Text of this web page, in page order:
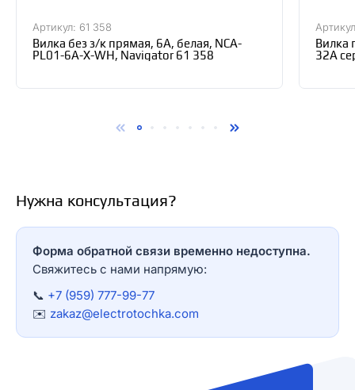
Артикул: 61 358
Вилка без з/к прямая, 6А, белая, NCA-
PL01-6A-X-WH, Navigator 61 358
Вилка
32А
Нужна консультация?
Форма обратной связи временно недоступна.
Свяжитесь с нами напрямую:
📞 +7 (959) 777-99-77
✉️ zakaz@electrotochka.com